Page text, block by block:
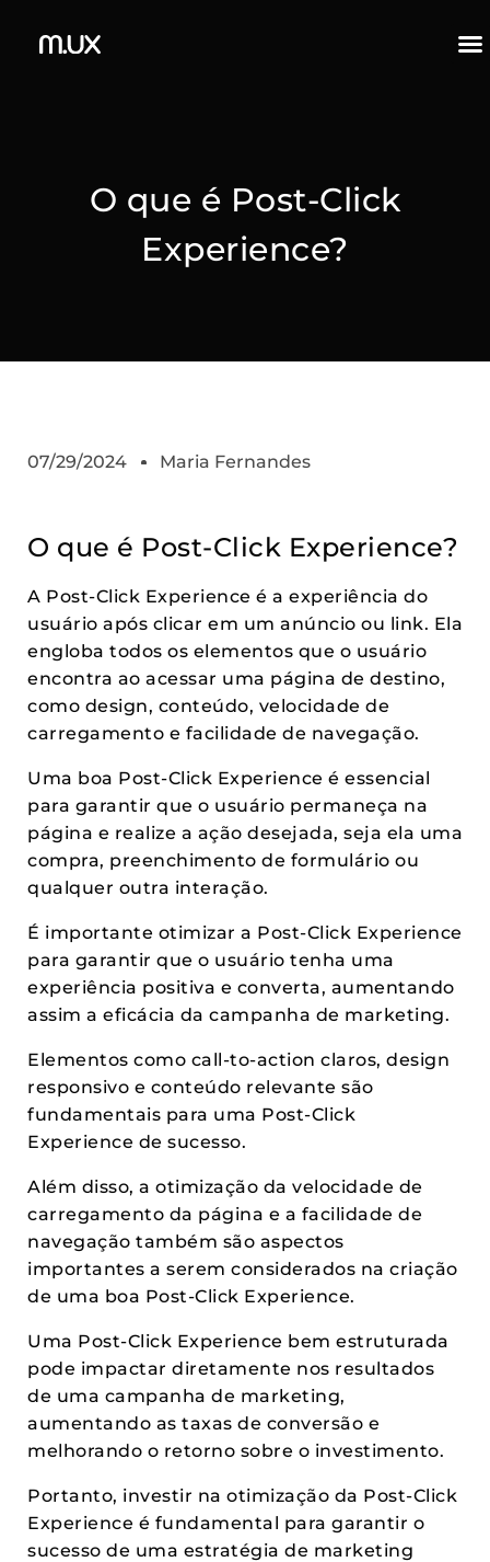
O que é Post-Click
Experience?
07/29/2024 Maria Fernandes
O que é Post-Click Experience?
A Post-Click Experience é a experiência do
usuário após clicar em um anúncio ou link. Ela
engloba todos os elementos que o usuário
encontra ao acessar uma página de destino,
como design, conteúdo, velocidade de
carregamento e facilidade de navegação.
Uma boa Post-Click Experience é essencial
para garantir que o usuário permaneça na
página e realize a ação desejada, seja ela uma
compra, preenchimento de formulário ou
qualquer outra interação.
É importante otimizar a Post-Click Experience
para garantir que o usuário tenha uma
experiência positiva e converta, aumentando
assim a eficácia da campanha de marketing.
Elementos como call-to-action claros, design
responsivo e conteúdo relevante são
fundamentais para uma Post-Click
Experience de sucesso.
Além disso, a otimização da velocidade de
carregamento da página e a facilidade de
navegação também são aspectos
importantes a serem considerados na criação
de uma boa Post-Click Experience.
Uma Post-Click Experience bem estruturada
pode impactar diretamente nos resultados
de uma campanha de marketing,
aumentando as taxas de conversão e
melhorando o retorno sobre o investimento.
Portanto, investir na otimização da Post-Click
Experience é fundamental para garantir o
sucesso de uma estratégia de marketing